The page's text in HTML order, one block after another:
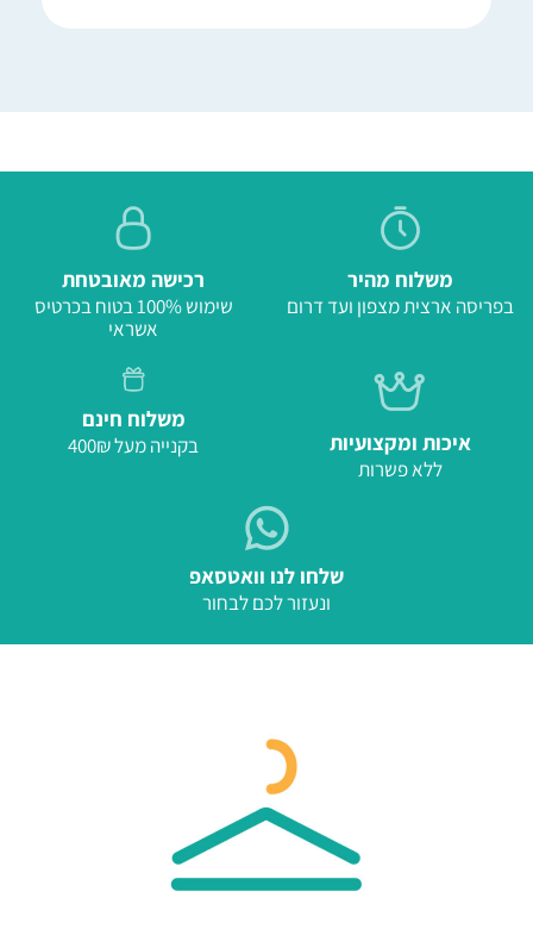
משלוח מהיר
בפריסה ארצית מצפון ועד דרום
רכישה מאובטחת
שימוש 100% בטוח בכרטיס
אשראי
איכות ומקצועיות
ללא פשרות
משלוח חינם
בקנייה מעל 400₪
שלחו לנו וואטסאפ
ונעזור לכם לבחור